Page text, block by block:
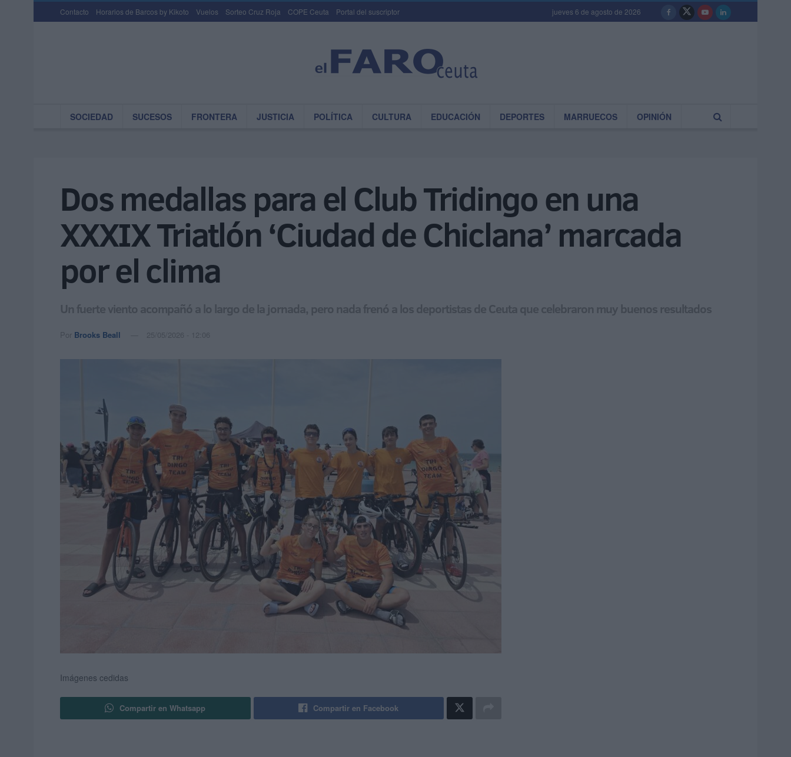
Contacto Horarios de Barcos by Kikoto Vuelos Sorteo Cruz Roja COPE Ceuta Portal del suscriptor jueves 6 de agosto de 2026
SOCIEDAD SUCESOS FRONTERA JUSTICIA POLÍTICA CULTURA EDUCACIÓN DEPORTES MARRUECOS OPINIÓN
Dos medallas para el Club Tridingo en una
XXXIX Triatlón ‘Ciudad de Chiclana’ marcada
por el clima
Un fuerte viento acompañó a lo largo de la jornada, pero nada frenó a los deportistas de Ceuta que celebraron muy buenos resultados
Por Brooks Beall 25/05/2026 - 12:06
Imágenes cedidas
Compartir en Whatsapp Compartir en Facebook